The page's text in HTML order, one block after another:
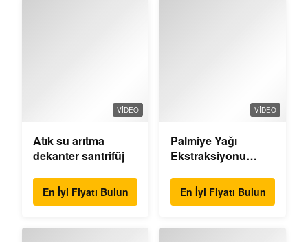
VIDEO
Atık su arıtma
dekanter santrifüj
En İyi Fiyatı Bulun
VIDEO
Palmiye Yağı
Ekstraksiyonu
En İyi Fiyatı Bulun